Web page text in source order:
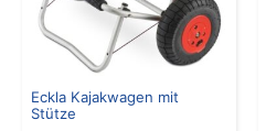
Eckla Kajakwagen mit
Stütze